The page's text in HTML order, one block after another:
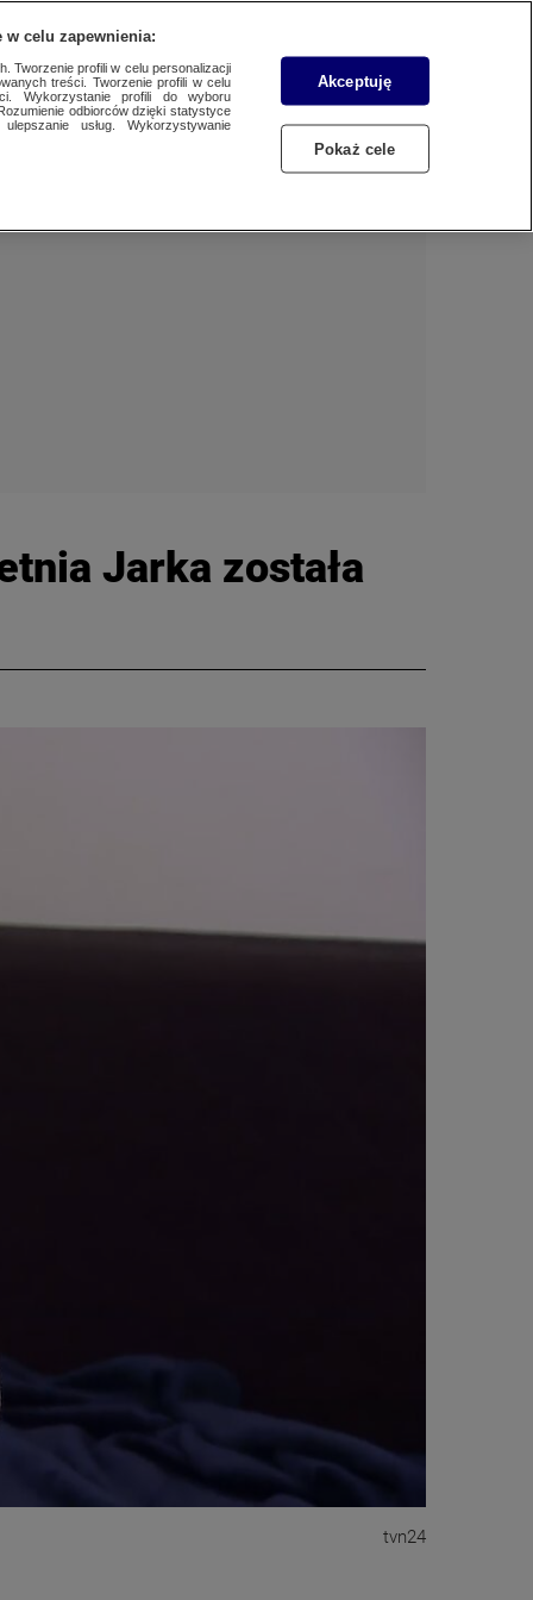
Dzień dobry!
ZALOGUJ SIĘ
Jarka została
tvn24
w celu zapewnienia:
Tworzenie profili w celu personalizacji
treści. Tworzenie profili w celu
Wykorzystanie profili do wyboru
odbiorców dzięki statystyce
usług. Wykorzystywanie
Akceptuję
Pokaż cele